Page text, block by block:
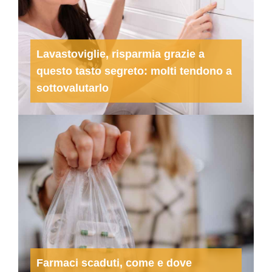
Lavastoviglie, risparmia grazie a
questo tasto segreto: molti tendono a
sottovalutarlo
Farmaci scaduti, come e dove